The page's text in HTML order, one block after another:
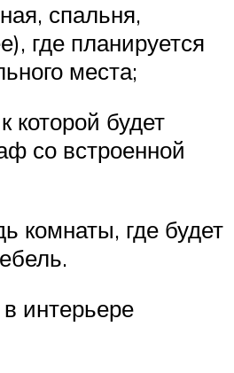
спальня,
где планируется
места;
которой будет
со встроенной
комнаты, где будет
интерьере